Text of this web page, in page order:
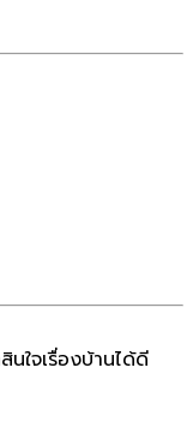
ใจเรื่องบ้านได้ดี